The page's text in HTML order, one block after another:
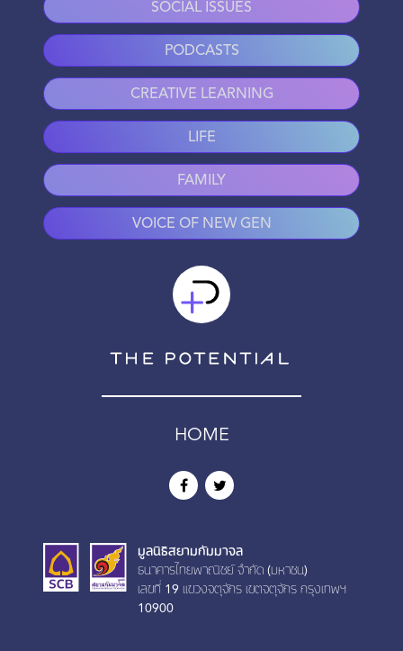
SOCIAL ISSUES
PODCASTS
CREATIVE LEARNING
LIFE
FAMILY
VOICE OF NEW GEN
HOME
มูลนิธิสยามกัมมาจล
ธนาคารไทยพาณิชย์ จำกัด (มหาชน)
เลขที่ 19 เเขวงจตุจักร เขตจตุจักร กรุงเทพฯ
10900